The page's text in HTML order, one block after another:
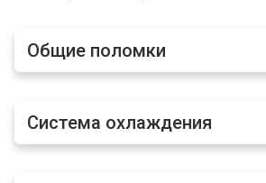
Общие поломки
Система охлаждения